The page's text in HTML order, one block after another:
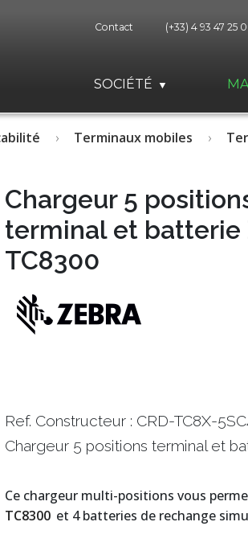
Contact (+33) 4 93 47 25
SOCIÉTÉ
Terminaux mobiles
Chargeur 5
terminal et batterie
TC8300
Ref. Constructeur : CRD-TC8X-
Chargeur 5 positions terminal et
Ce chargeur multi-positions vous
TC8300 et 4 batteries de rechange